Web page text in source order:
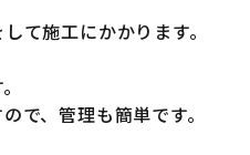
て施工にかかります。
で、管理も簡単です。